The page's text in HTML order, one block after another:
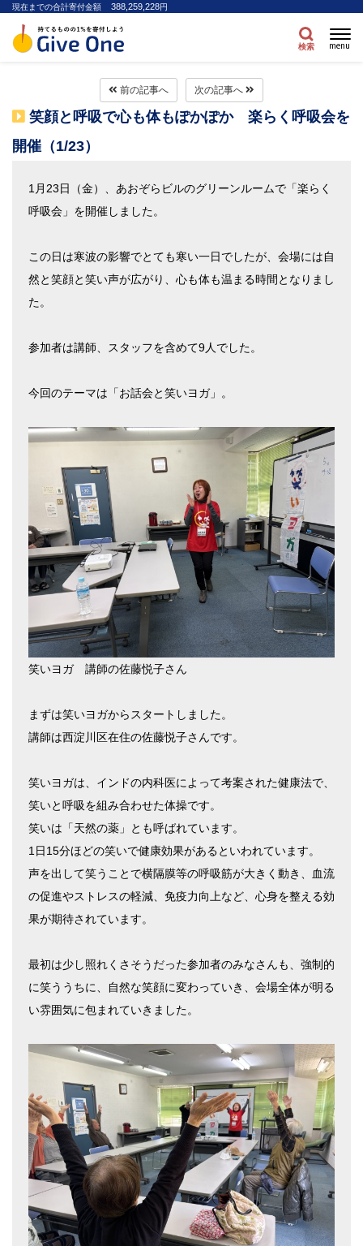
現在までの合計寄付金額 388,259,228円
検索 menu
前の記事へ 次の記事へ
笑顔と呼吸で心も体もぽかぽか 楽らく呼吸会を
開催（1/23）
1月23日（金）、あおぞらビルのグリーンルームで「楽らく
呼吸会」を開催しました。
この日は寒波の影響でとても寒い一日でしたが、会場には自
然と笑顔と笑い声が広がり、心も体も温まる時間となりまし
た。
参加者は講師、スタッフを含めて9人でした。
今回のテーマは「お話会と笑いヨガ」。
笑いヨガ 講師の佐藤悦子さん
まずは笑いヨガからスタートしました。
講師は西淀川区在住の佐藤悦子さんです。
笑いヨガは、インドの内科医によって考案された健康法で、
笑いと呼吸を組み合わせた体操です。
笑いは「天然の薬」とも呼ばれています。
1日15分ほどの笑いで健康効果があるといわれています。
声を出して笑うことで横隔膜等の呼吸筋が大きく動き、血流
の促進やストレスの軽減、免疫力向上など、心身を整える効
果が期待されています。
最初は少し照れくさそうだった参加者のみなさんも、強制的
に笑ううちに、自然な笑顔に変わっていき、会場全体が明る
い雰囲気に包まれていきました。